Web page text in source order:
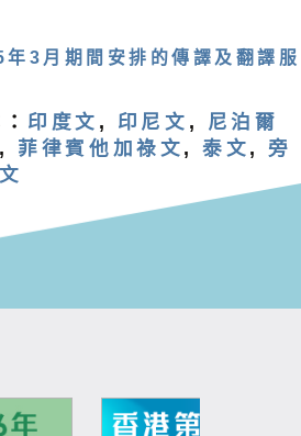
3月期間安排的傳譯及翻譯服
印度文 , 印尼文 ,
尼泊爾
, 菲律賓他加祿文 ,泰文 , 旁